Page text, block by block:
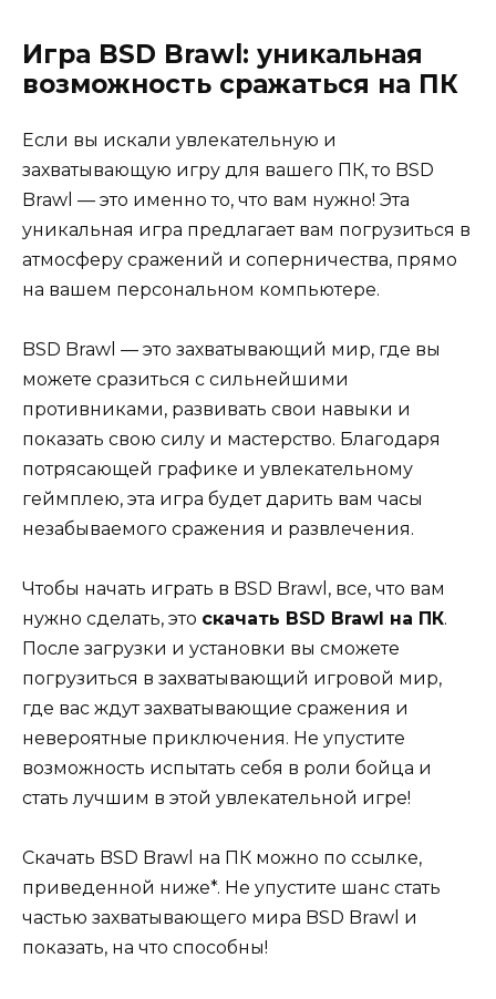
Игра BSD Brawl: уникальная
возможность сражаться на ПК
Если вы искали увлекательную и
захватывающую игру для вашего ПК, то BSD
Brawl — это именно то, что вам нужно! Эта
уникальная игра предлагает вам погрузиться в
атмосферу сражений и соперничества, прямо
на вашем персональном компьютере.
BSD Brawl — это захватывающий мир, где вы
можете сразиться с сильнейшими
противниками, развивать свои навыки и
показать свою силу и мастерство. Благодаря
потрясающей графике и увлекательному
геймплею, эта игра будет дарить вам часы
незабываемого сражения и развлечения.
Чтобы начать играть в BSD Brawl, все, что вам
нужно сделать, это скачать BSD Brawl на ПК.
После загрузки и установки вы сможете
погрузиться в захватывающий игровой мир,
где вас ждут захватывающие сражения и
невероятные приключения. Не упустите
возможность испытать себя в роли бойца и
стать лучшим в этой увлекательной игре!
Скачать BSD Brawl на ПК можно по ссылке,
приведенной ниже*. Не упустите шанс стать
частью захватывающего мира BSD Brawl и
показать, на что способны!